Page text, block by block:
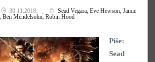
30.11.2018. Sead Vegara, Eve Hewson, Jamie
Ben Mendelsohn, Robin Hood
Piše:
Sead